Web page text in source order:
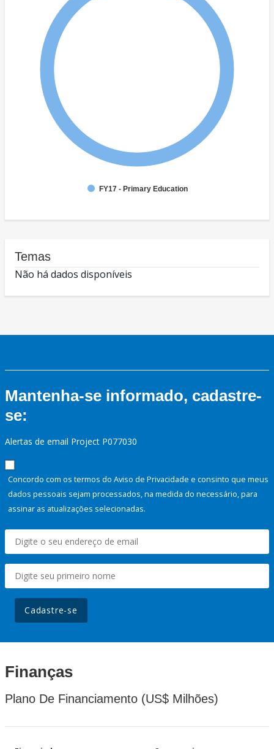
FY17 - Primary Education
Temas
Não há dados disponíveis
Mantenha-se informado, cadastre-
se:
Alertas de email Project P077030
Concordo com os termos do Aviso de Privacidade e consinto que meus
dados pessoais sejam processados, na medida do necessário, para
assinar as atualizações selecionadas.
Cadastre-se
Finanças
Plano De Financiamento (US$ Milhões)